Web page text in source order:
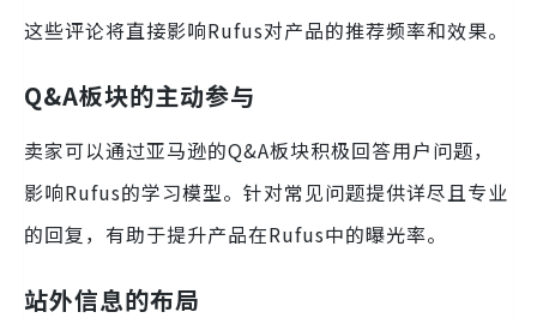
这些评论将直接影响Rufus对产品的推荐频率和效果。
Q&A板块的主动参与
卖家可以通过亚马逊的Q&A板块积极回答用户问题，
影响Rufus的学习模型。针对常见问题提供详尽且专业
的回复，有助于提升产品在Rufus中的曝光率。
站外信息的布局